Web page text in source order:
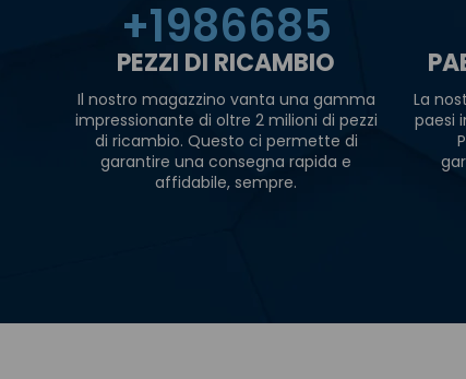
+2000000
PEZZI DI RICAMBIO
Il nostro magazzino vanta una gamma
impressionante di oltre 2 milioni di pezzi
di ricambio. Questo ci permette di
garantire una consegna rapida e
affidabile, sempre.
La
paesi